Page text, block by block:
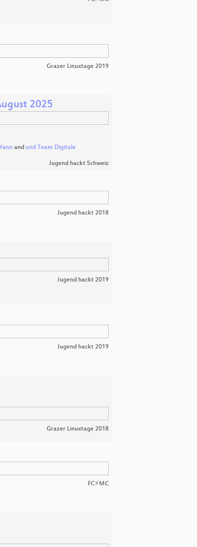
Grazer Linuxtage 2019
2025
and und Team Digitale
Jugend hackt Schweiz
Jugend hackt 2018
Jugend hackt 2019
Jugend hackt 2019
Grazer Linuxtage 2018
FC⚡MC